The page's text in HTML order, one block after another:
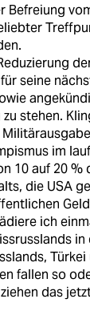
Befreiung
seine
stehen.
im
10 auf 20 %
die USA
ich
fallen so
das